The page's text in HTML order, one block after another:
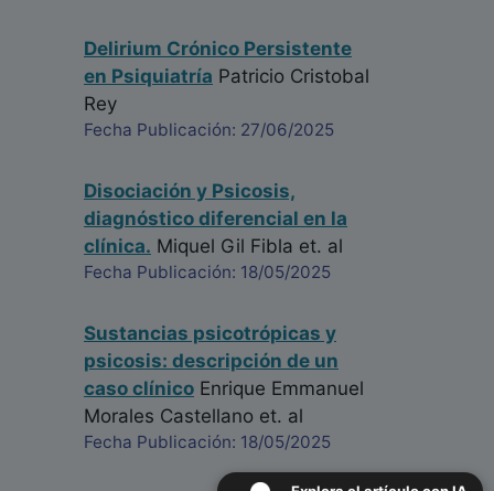
Delirium Crónico Persistente
en Psiquiatría Patricio Cristobal
Rey
Fecha Publicación: 27/06/2025
Disociación y Psicosis,
diagnóstico diferencial en la
clínica. Miquel Gil Fibla et. al
Fecha Publicación: 18/05/2025
Sustancias psicotrópicas y
psicosis: descripción de un
caso clínico Enrique Emmanuel
Morales Castellano et. al
Fecha Publicación: 18/05/2025